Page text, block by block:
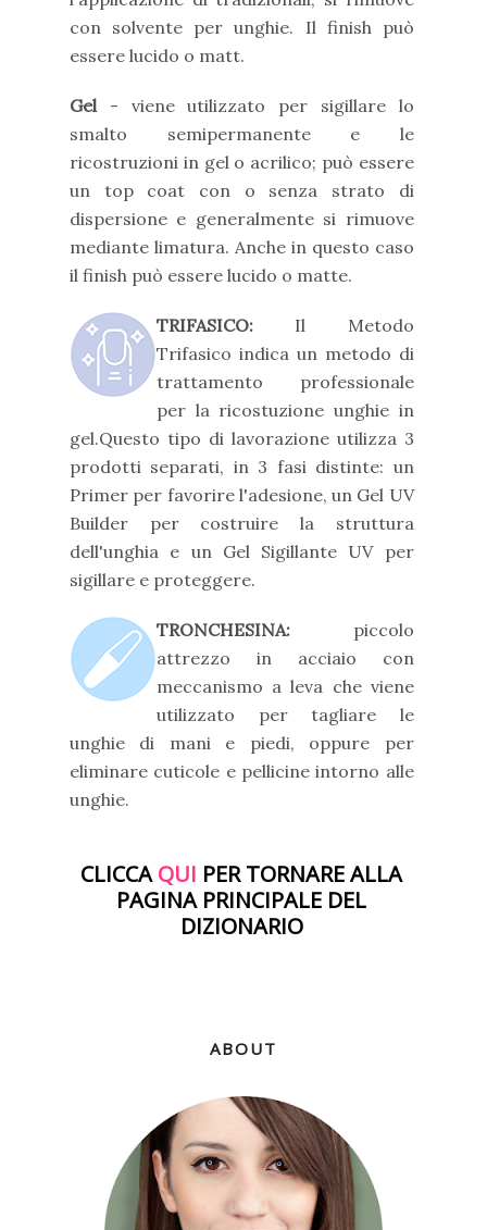
con solvente per unghie. Il finish può
essere lucido o matt.
Gel - viene utilizzato per sigillare lo
smalto semipermanente e le
ricostruzioni in gel o acrilico; può essere
un top coat con o senza strato di
dispersione e generalmente si rimuove
mediante limatura. Anche in questo caso
il finish può essere lucido o matte.
TRIFASICO: Il Metodo
Trifasico indica un metodo di
trattamento professionale
per la ricostuzione unghie in
gel.Questo tipo di lavorazione utilizza 3
prodotti separati, in 3 fasi distinte: un
Primer per favorire l'adesione, un Gel UV
Builder per costruire la struttura
dell'unghia e un Gel Sigillante UV per
sigillare e proteggere.
TRONCHESINA: piccolo
attrezzo in acciaio con
meccanismo a leva che viene
utilizzato per tagliare le
unghie di mani e piedi, oppure per
eliminare cuticole e pellicine intorno alle
unghie.
CLICCAQUI PER TORNARE ALLA
PAGINA PRINCIPALE DEL
DIZIONARIO
ABOUT